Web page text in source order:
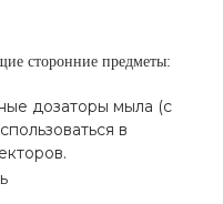
сторонние предметы:
дозаторы мыла (с
в